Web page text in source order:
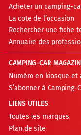
Acheter un camping-
La cote de l’occasion
Rechercher une fiche
Annuaire des
CAMPING-CAR
Numéro en kiosque et
S’abonner à Camping-
LIENS UTILES
Toutes les marques
Plan de site